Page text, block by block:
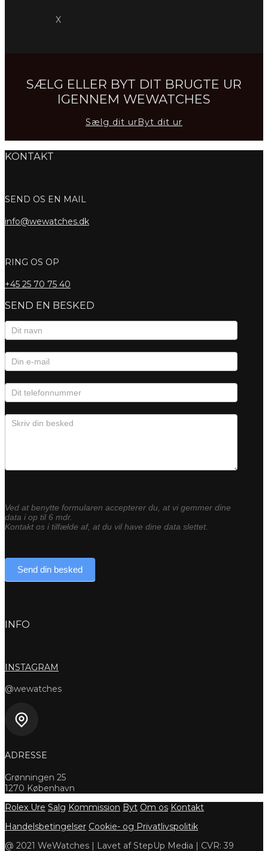
X
SÆLG ELLER BYT DIT BRUGTE UR
IGENNEM WEWATCHES
Sælg dit urByt dit ur
KONTAKT
SEND OS EN MAIL
info@wewatches.dk
RING OS OP
+45 25 70 75 40
SEND EN BESKED
Kontaktformular
Ved at benytte formularen accepterer du, at vi gemmer dine
data i op til 6 mdr.
Kontakt os i tilfælde af, at du vil have dine data slettet.
Send din besked
INFO
INSTAGRAM
@wewatches
ADRESSE
Grønningen 25
1270 København
Rolex Ure Salg Kommission Byt Om os Kontakt
Handelsbetingelser Cookie- og Privatlivspolitik
@ 2021 WeWatches | Lavet af StepUp Media | CVR: 39